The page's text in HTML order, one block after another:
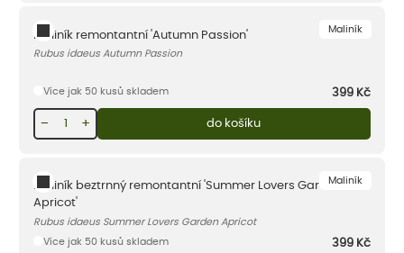
Maliník
Maliník remontantní 'Autumn Passion'
Rubus idaeus Autumn Passion
Více jak 50 kusů skladem 399 Kč
+
− do košíku
Maliník
Maliník beztrnný remontantní 'Summer Lovers Garden
Apricot'
Rubus idaeus Summer Lovers Garden Apricot
Více jak 50 kusů skladem 399 Kč